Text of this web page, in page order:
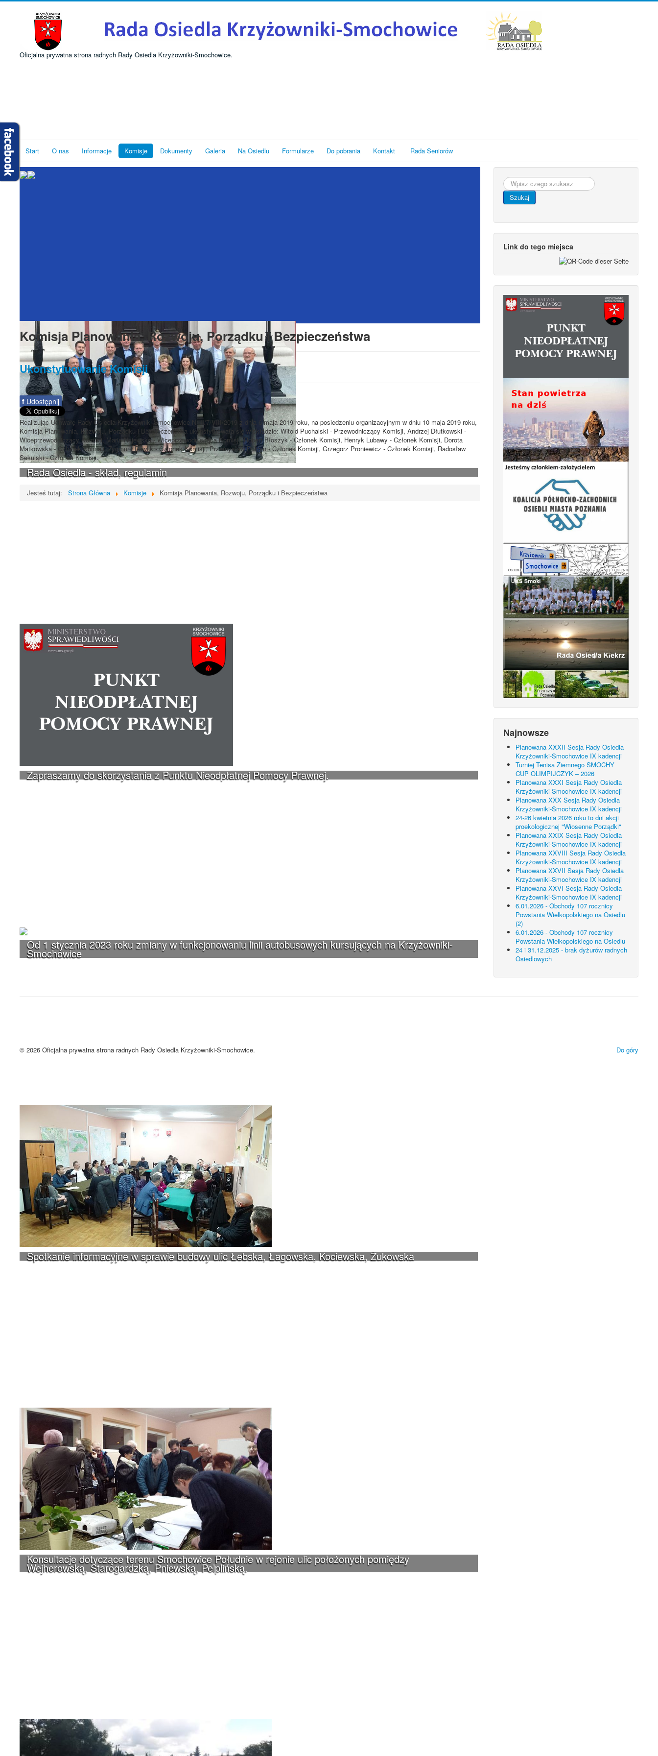
Oficjalna prywatna strona radnych Rady Osiedla Krzyżowniki-Smochowice.
Start O nas Informacje Komisje Dokumenty Galeria Na Osiedlu Formularze Do pobrania Kontakt Rada Seniorów
Rada Osiedla - skład, regulamin
Zapraszamy do skorzystania z Punktu Nieodpłatnej Pomocy Prawnej.
Od 1 stycznia 2023 roku zmiany w funkcjonowaniu linii autobusowych kursujących na Krzyżowniki-
Smochowice
Spotkanie informacyjne w sprawie budowy ulic Łebska, Łagowska, Kociewska, Żukowska
Konsultacje dotyczące terenu Smochowice Południe w rejonie ulic położonych pomiędzy
Wejherowską, Starogardzką, Pniewską, Pelplińską.
Komisja Planowania, Rozwoju, Porządku i Bezpieczeństwa
Ukonstytuowanie Komisji
f Udostępnij
Realizując Uchwałę Rady Osiedla Krzyżowniki-Smochowice Nr II/7/VIII/2019 z dnia 6 maja 2019 roku, na posiedzeniu organizacyjnym w dniu 10 maja 2019 roku,
Komisja Planowania, Rozwoju, Porządku i Bezpieczeństwa ukonstytuowała się w składzie: Witold Puchalski - Przewodniczący Komisji, Andrzej Dłutkowski -
Wiceprzewodniczący Komisji, Maria Najewska - Wiceprzewodnicząca Komisji, Robert Błoszyk - Członek Komisji, Henryk Lubawy - Członek Komisji, Dorota
Matkowska - Członek Komisji, Zygmunt Pawlik - Członek Komisji, Przemysław Polcyn - Członek Komisji, Grzegorz Proniewicz - Członek Komisji, Radosław
Sekulski - Członek Komisji.
Jesteś tutaj: Strona Główna Komisje Komisja Planowania, Rozwoju, Porządku i Bezpieczeństwa
Szukaj...
Szukaj
Link do tego miejsca
Najnowsze
Planowana XXXII Sesja Rady Osiedla
Krzyżowniki-Smochowice IX kadencji
Turniej Tenisa Ziemnego SMOCHY
CUP OLIMPIJCZYK – 2026
Planowana XXXI Sesja Rady Osiedla
Krzyżowniki-Smochowice IX kadencji
Planowana XXX Sesja Rady Osiedla
Krzyżowniki-Smochowice IX kadencji
24-26 kwietnia 2026 roku to dni akcji
proekologicznej "Wiosenne Porządki"
Planowana XXIX Sesja Rady Osiedla
Krzyżowniki-Smochowice IX kadencji
Planowana XXVIII Sesja Rady Osiedla
Krzyżowniki-Smochowice IX kadencji
Planowana XXVII Sesja Rady Osiedla
Krzyżowniki-Smochowice IX kadencji
Planowana XXVI Sesja Rady Osiedla
Krzyżowniki-Smochowice IX kadencji
6.01.2026 - Obchody 107 rocznicy
Powstania Wielkopolskiego na Osiedlu
(2)
6.01.2026 - Obchody 107 rocznicy
Powstania Wielkopolskiego na Osiedlu
24 i 31.12.2025 - brak dyżurów radnych
Osiedlowych
Do góry
© 2026 Oficjalna prywatna strona radnych Rady Osiedla Krzyżowniki-Smochowice.